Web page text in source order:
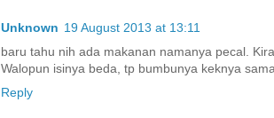
Unknown 19 August 2013 at 13:11
baru tahu nih ada makanan namanya pecal.
Walopun isinya beda, tp bumbunya keknya
Reply